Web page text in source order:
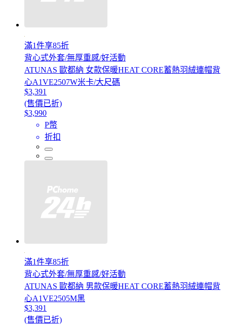
滿1件享85折
背心式外套/無厚重感/好活動
ATUNAS 歐都納 女款保暖HEAT CORE蓄熱羽絨連帽背
心A1VE2507W米卡/大尺碼
$3,391
(售價已折)
$3,990
P幣
折扣
滿1件享85折
背心式外套/無厚重感/好活動
ATUNAS 歐都納 男款保暖HEAT CORE蓄熱羽絨連帽背
心A1VE2505M黑
$3,391
(售價已折)